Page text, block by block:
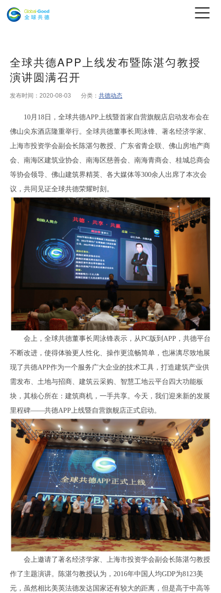
全球共德APP上线发布暨陈湛匀教授
演讲圆满召开
发布时间：2020-08-03 分类： 共德动态
10月18日，全球共德APP上线暨首家自营旗舰店启动发布会在
佛山尖东酒店隆重举行。全球共德董事长周泳锋、著名经济学家、
上海市投资学会副会长陈湛匀教授、广东省青企联、佛山房地产商
会、南海区建筑业协会、南海区慈善会、南海青商会、桂城总商会
等协会领导、佛山建筑界精英、各大媒体等300余人出席了本次会
议，共同见证全球共德荣耀时刻。
会上，全球共德董事长周泳锋表示，从PC版到APP，共德平台
不断改进，使得体验更人性化、操作更流畅简单，也淋漓尽致地展
现了共德APP作为一个服务广大企业的技术工具，打造建筑产业供
需发布、土地与招商、建筑云采购、智慧工地云平台四大功能板
块，其核心所在：建筑商机，一手共享。今天，我们迎来新的发展
里程碑——共德APP上线暨自营旗舰店正式启动。
会上邀请了著名经济学家、上海市投资学会副会长陈湛匀教授
作了主题演讲。陈湛匀教授认为，2016年中国人均GDP为8123美
元，虽然相比美英法德发达国家还有较大的距离，但是高于中高等